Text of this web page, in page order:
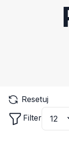
Resetuj
Filter
12